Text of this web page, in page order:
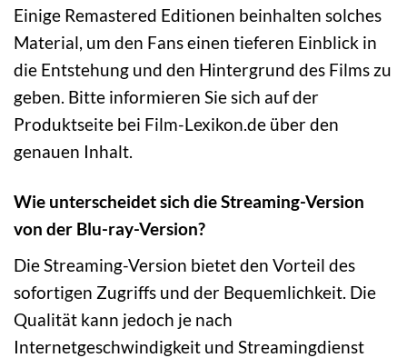
Einige Remastered Editionen beinhalten solches
Material, um den Fans einen tieferen Einblick in
die Entstehung und den Hintergrund des Films zu
geben. Bitte informieren Sie sich auf der
Produktseite bei Film-Lexikon.de über den
genauen Inhalt.
Wie unterscheidet sich die Streaming-Version
von der Blu-ray-Version?
Die Streaming-Version bietet den Vorteil des
sofortigen Zugriffs und der Bequemlichkeit. Die
Qualität kann jedoch je nach
Internetgeschwindigkeit und Streamingdienst